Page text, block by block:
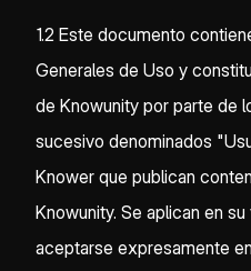
1.2 Este documento
Generales de Uso y
de Knowunity por parte de
sucesivo denominados
Knower que publican
Knowunity. Se aplican en
aceptarse expresamente